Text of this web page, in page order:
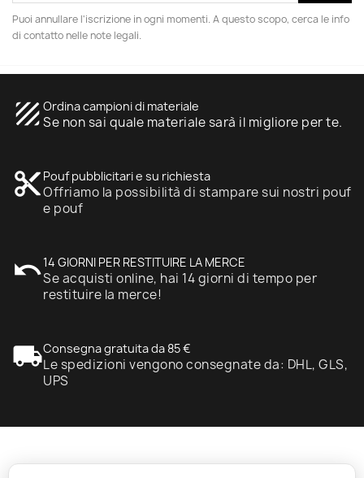
Puoi annullare l'iscrizione in ogni momenti. A questo scopo, cerca le info
di contatto nelle note legali.
texture Ordina campioni di materiale
Se non sai quale materiale sarà il migliore per te.
content_cut Pouf pubblicitari e su richiesta
Offriamo la possibilità di stampare sui nostri pouf
e pouf
undo14 GIORNI PER RESTITUIRE LA MERCE
Se acquisti online, hai 14 giorni di tempo per
restituire la merce!
local_shippingConsegna gratuita da 85 €
Le spedizioni vengono consegnate da: DHL, GLS,
UPS